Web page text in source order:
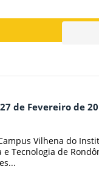
de Fevereiro de
Vilhena do
e Tecnologia de